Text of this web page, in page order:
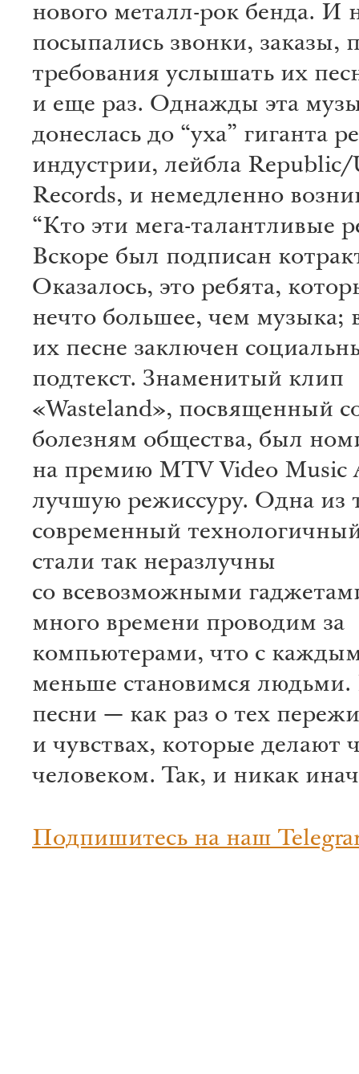
нового металл-рок бенда. И
посыпались звонки, заказы,
требования услышать их
и еще раз. Однажды эта
донеслась до “уха” гиганта
индустрии, лейбла Republic/
Records, и немедленно
“Кто эти мега-талантливые
Вскоре был подписан
Оказалось, это ребята,
нечто большее, чем музыка;
их песне заключен
подтекст. Знаменитый клип
«Wasteland», посвященный
болезням общества, был
на премию MTV Video Music
лучшую режиссуру. Одна из
современный
стали так неразлучны
со всевозможными
много времени проводим за
компьютерами, что с
меньше становимся
песни — как раз о тех
и чувствах, которые делают
человеком. Так, и никак
Подпишитесь на наш